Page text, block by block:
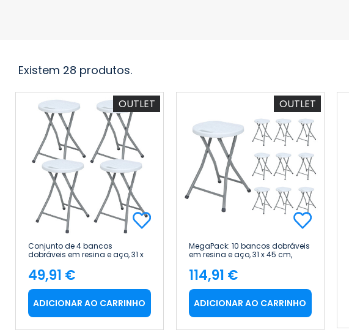
Existem 28 produtos.
OUTLET
Conjunto de 4 bancos
dobráveis em resina e aço, 31 x
Preço
49,91 €
ADICIONAR AO CARRINHO
OUTLET
MegaPack: 10 bancos dobráveis
em resina e aço, 31 x 45 cm,
Preço
114,91 €
ADICIONAR AO CARRINHO